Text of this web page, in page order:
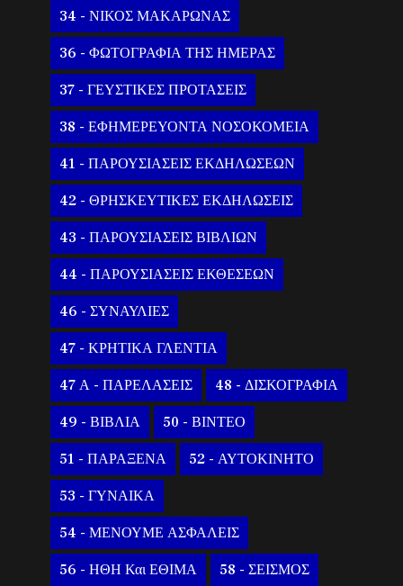
34 - ΝΙΚΟΣ ΜΑΚΑΡΩΝΑΣ
36 - ΦΩΤΟΓΡΑΦΙΑ ΤΗΣ ΗΜΕΡΑΣ
37 - ΓΕΥΣΤΙΚΕΣ ΠΡΟΤΑΣΕΙΣ
38 - ΕΦΗΜΕΡΕΥΟΝΤΑ ΝΟΣΟΚΟΜΕΙΑ
41 - ΠΑΡΟΥΣΙΑΣΕΙΣ ΕΚΔΗΛΩΣΕΩΝ
42 - ΘΡΗΣΚΕΥΤΙΚΕΣ ΕΚΔΗΛΩΣΕΙΣ
43 - ΠΑΡΟΥΣΙΑΣΕΙΣ ΒΙΒΛΙΩΝ
44 - ΠΑΡΟΥΣΙΑΣΕΙΣ ΕΚΘΕΣΕΩΝ
46 - ΣΥΝΑΥΛΙΕΣ
47 - ΚΡΗΤΙΚΑ ΓΛΕΝΤΙΑ
47 Α - ΠΑΡΕΛΑΣΕΙΣ 48 - ΔΙΣΚΟΓΡΑΦΙΑ
49 - ΒΙΒΛΙΑ 50 - ΒΙΝΤΕΟ
51 - ΠΑΡΑΞΕΝΑ 52 - ΑΥΤΟΚΙΝΗΤΟ
53 - ΓΥΝΑΙΚΑ
54 - ΜΕΝΟΥΜΕ ΑΣΦΑΛΕΙΣ
56 - ΗΘΗ Και ΕΘΙΜΑ 58 - ΣΕΙΣΜΟΣ